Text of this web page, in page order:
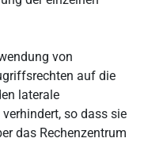
von
auf die
laterale
so dass sie
das Rechenzentrum